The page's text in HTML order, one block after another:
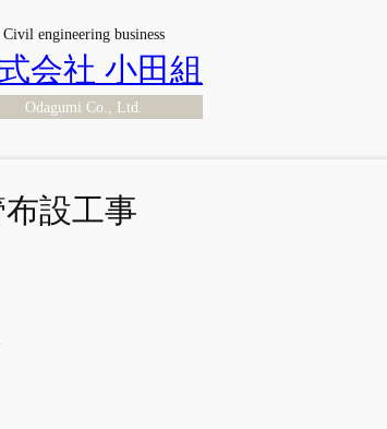
Civil engineering business
会社 小田組
Odagumi Co., Ltd.
設工事